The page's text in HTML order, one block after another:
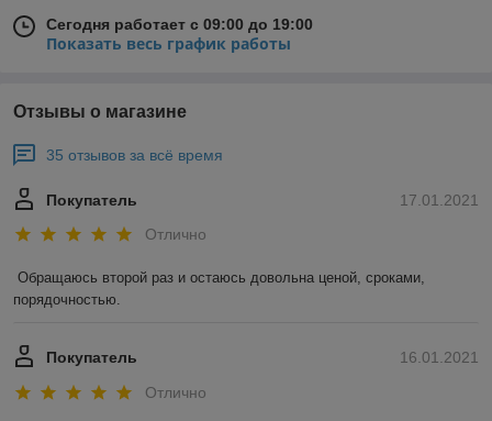
Сегодня работает с 09:00 до 19:00
Показать весь график работы
Отзывы о магазине
35 отзывов за всё время
17.01.2021
Покупатель
Отлично
Обращаюсь второй раз и остаюсь довольна ценой, сроками,
порядочностью.
16.01.2021
Покупатель
Отлично